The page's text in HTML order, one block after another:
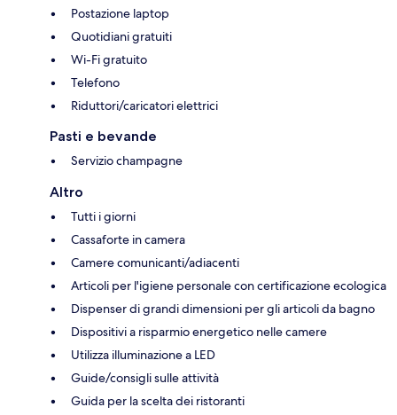
Postazione laptop
Quotidiani gratuiti
Wi-Fi gratuito
Telefono
Riduttori/caricatori elettrici
Pasti e bevande
Servizio champagne
Altro
Tutti i giorni
Cassaforte in camera
Camere comunicanti/adiacenti
Articoli per l'igiene personale con certificazione ecologica
Dispenser di grandi dimensioni per gli articoli da bagno
Dispositivi a risparmio energetico nelle camere
Utilizza illuminazione a LED
Guide/consigli sulle attività
Guida per la scelta dei ristoranti